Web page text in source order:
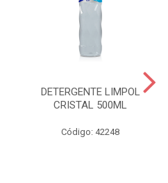
DETERGENTE LIMPOL
CRISTAL 500ML
Código: 42248